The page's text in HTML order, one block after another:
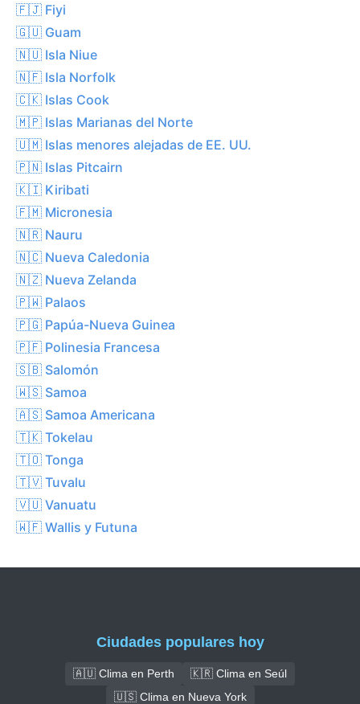
🇫🇯 Fiyi
🇬🇺 Guam
🇳🇺 Isla Niue
🇳🇫 Isla Norfolk
🇨🇰 Islas Cook
🇲🇵 Islas Marianas del Norte
🇺🇲 Islas menores alejadas de EE. UU.
🇵🇳 Islas Pitcairn
🇰🇮 Kiribati
🇫🇲 Micronesia
🇳🇷 Nauru
🇳🇨 Nueva Caledonia
🇳🇿 Nueva Zelanda
🇵🇼 Palaos
🇵🇬 Papúa-Nueva Guinea
🇵🇫 Polinesia Francesa
🇸🇧 Salomón
🇼🇸 Samoa
🇦🇸 Samoa Americana
🇹🇰 Tokelau
🇹🇴 Tonga
🇹🇻 Tuvalu
🇻🇺 Vanuatu
🇼🇫 Wallis y Futuna
Ciudades populares hoy
🇦🇺 Clima en Perth
🇰🇷 Clima en Seúl
🇺🇸 Clima en Nueva York